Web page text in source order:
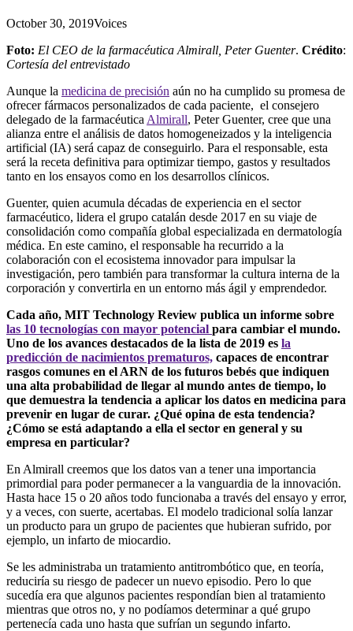
October 30, 2019Voices
Foto: El CEO de la farmacéutica Almirall, Peter Guenter. Crédito:
Cortesía del entrevistado
Aunque la medicina de precisión aún no ha cumplido su promesa de
ofrecer fármacos personalizados de cada paciente, el consejero
delegado de la farmacéutica Almirall, Peter Guenter, cree que una
alianza entre el análisis de datos homogeneizados y la inteligencia
artificial (IA) será capaz de conseguirlo. Para el responsable, esta
será la receta definitiva para optimizar tiempo, gastos y resultados
tanto en los ensayos como en los desarrollos clínicos.
Guenter, quien acumula décadas de experiencia en el sector
farmacéutico, lidera el grupo catalán desde 2017 en su viaje de
consolidación como compañía global especializada en dermatología
médica. En este camino, el responsable ha recurrido a la
colaboración con el ecosistema innovador para impulsar la
investigación, pero también para transformar la cultura interna de la
corporación y convertirla en un entorno más ágil y emprendedor.
Cada año, MIT Technology Review publica un informe sobre
las 10 tecnologías con mayor potencial para cambiar el mundo.
Uno de los avances destacados de la lista de 2019 es la
predicción de nacimientos prematuros, capaces de encontrar
rasgos comunes en el ARN de los futuros bebés que indiquen
una alta probabilidad de llegar al mundo antes de tiempo, lo
que demuestra la tendencia a aplicar los datos en medicina para
prevenir en lugar de curar. ¿Qué opina de esta tendencia?
¿Cómo se está adaptando a ella el sector en general y su
empresa en particular?
En Almirall creemos que los datos van a tener una importancia
primordial para poder permanecer a la vanguardia de la innovación.
Hasta hace 15 o 20 años todo funcionaba a través del ensayo y error,
y a veces, con suerte, acertabas. El modelo tradicional solía lanzar
un producto para un grupo de pacientes que hubieran sufrido, por
ejemplo, un infarto de miocardio.
Se les administraba un tratamiento antitrombótico que, en teoría,
reduciría su riesgo de padecer un nuevo episodio. Pero lo que
sucedía era que algunos pacientes respondían bien al tratamiento
mientras que otros no, y no podíamos determinar a qué grupo
pertenecía cada uno hasta que sufrían un segundo infarto.